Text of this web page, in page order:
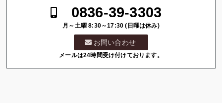
0836-39-3303
月～土曜 8:30～17:30 (日曜は休み)
お問い合わせ
メールは24時間受け付けております。